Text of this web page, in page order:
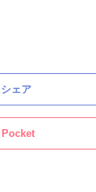
シェア
Pocket